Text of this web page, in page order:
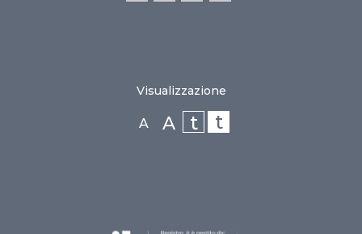
Visualizzazione
A A t t